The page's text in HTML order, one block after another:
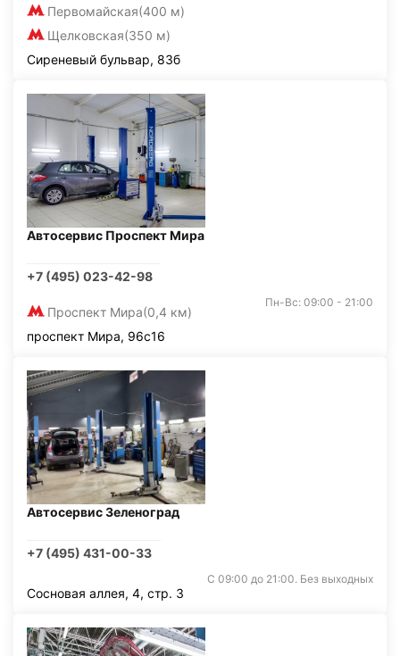
Первомайская(400 м)
Щелковская(350 м)
Сиреневый бульвар, 83б
Автосервис Проспект Мира
+7 (495) 023-42-98
Проспект Мира(0,4 км)
Пн-Вс: 09:00 - 21:00
проспект Мира, 96с16
Автосервис Зеленоград
+7 (495) 431-00-33
С 09:00 до 21:00. Без выходных
Сосновая аллея, 4, стр. 3